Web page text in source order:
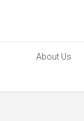
About Us